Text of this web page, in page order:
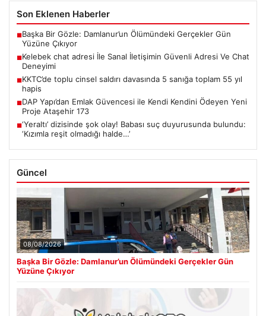
Son Eklenen Haberler
■Başka Bir Gözle: Damlanur’un Ölümündeki Gerçekler Gün
Yüzüne Çıkıyor
■Kelebek chat adresi İle Sanal İletişimin Güvenli Adresi Ve Chat
Deneyimi
■KKTC’de toplu cinsel saldırı davasında 5 sanığa toplam 55 yıl
hapis
■DAP Yapı’dan Emlak Güvencesi ile Kendi Kendini Ödeyen Yeni
Proje Ataşehir 173
■‘Yeraltı’ dizisinde şok olay! Babası suç duyurusunda bulundu:
‘Kızımla reşit olmadığı halde…’
Güncel
08/08/2026
Başka Bir Gözle: Damlanur’un Ölümündeki Gerçekler Gün
Yüzüne Çıkıyor